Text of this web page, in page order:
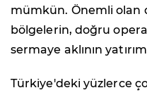
mümkün. Önemli olan
bölgelerin, doğru
sermaye aklının
Türkiye'deki yüzlerce